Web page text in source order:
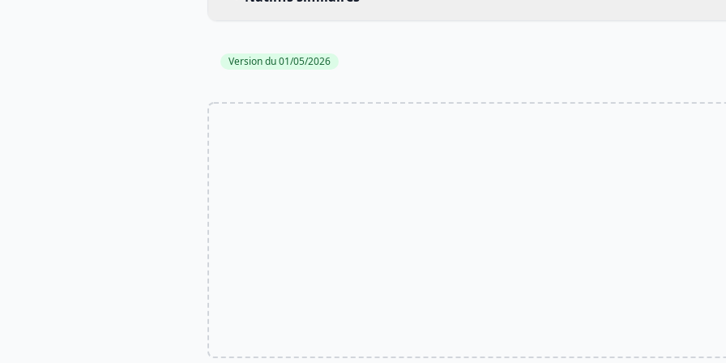
Version du 01/05/2026